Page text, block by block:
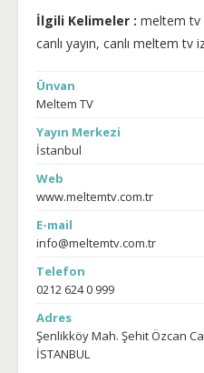
İlgili Kelimeler : meltem tv
canlı yayın, canlı meltem tv
Ünvan
Meltem TV
Yayın Merkezi
İstanbul
Web
www.meltemtv.com.tr
E-mail
info@meltemtv.com.tr
Telefon
0212 624 0 999
Adres
Şenlikköy Mah. Şehit Özcan
İSTANBUL